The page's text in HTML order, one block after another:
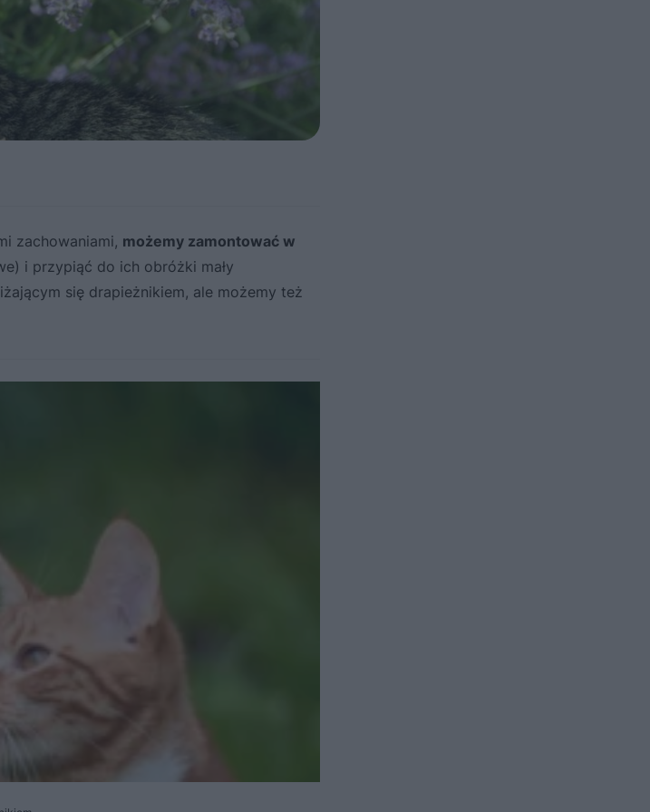
zachowaniami, możemy zamontować w
i przypiąć do ich obróżki mały
się drapieżnikiem, ale możemy też